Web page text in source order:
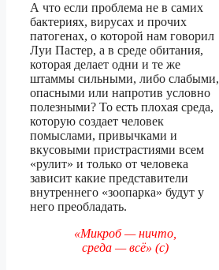
А что если проблема не в самих
бактериях, вирусах и прочих
патогенах, о которой нам говорил
Луи Пастер, а в среде обитания,
которая делает одни и те же
штаммы сильными, либо слабыми,
опасными или напротив условно
полезными? То есть плохая среда,
которую создает человек
помыслами, привычками и
вкусовыми пристрастиями всем
«рулит» и только от человека
зависит какие представители
внутреннего «зоопарка» будут у
него преобладать.
«Микроб — ничто,
среда — всё» (с)